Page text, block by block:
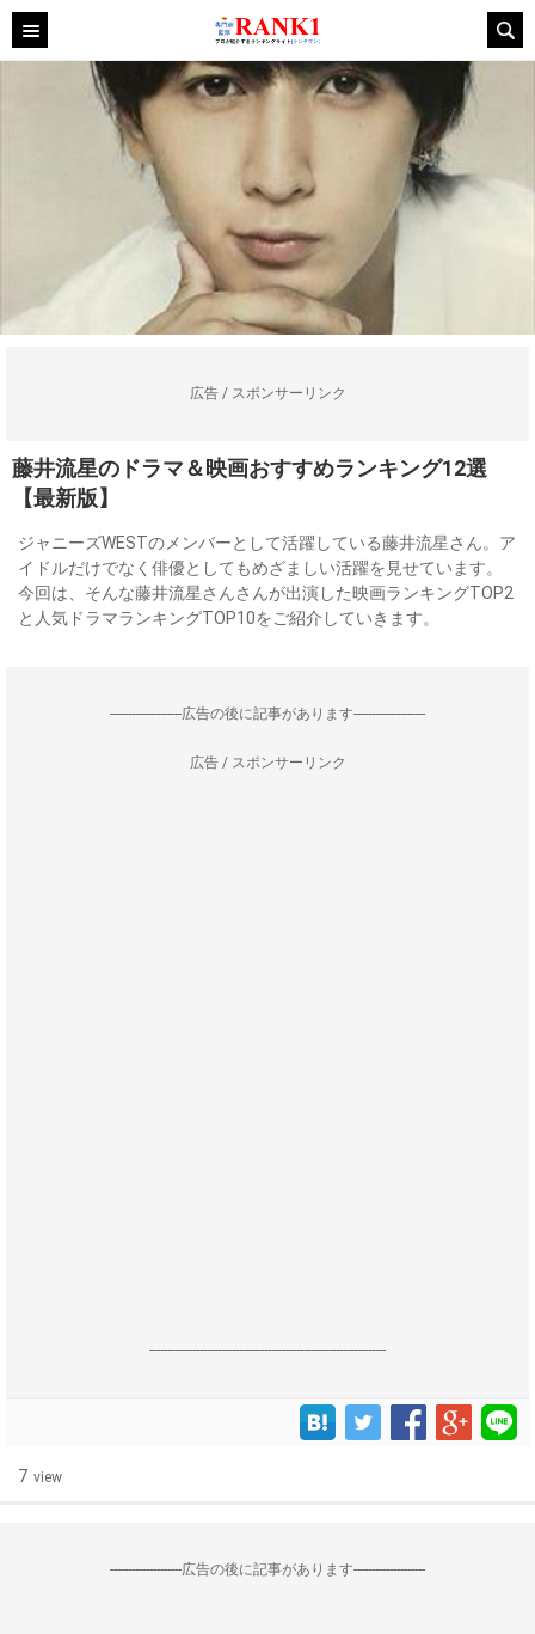
広告 / スポンサーリンク
藤井流星のドラマ＆映画おすすめランキング12選
【最新版】
ジャニーズWESTのメンバーとして活躍している藤井流星さん。ア
イドルだけでなく俳優としてもめざましい活躍を見せています。
今回は、そんな藤井流星さんさんが出演した映画ランキングTOP2
と人気ドラマランキングTOP10をご紹介していきます。
--------------------広告の後に記事があります--------------------
広告 / スポンサーリンク
------------------------------------------------------------------
7 view
--------------------広告の後に記事があります--------------------